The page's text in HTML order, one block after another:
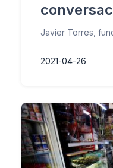
Javier Torres,
2021-04-26